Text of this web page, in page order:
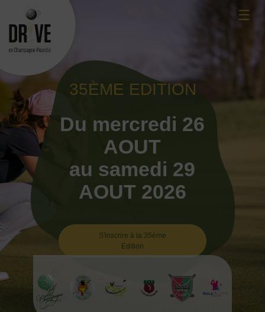
content
☰
35ÈME EDITION
Du mercredi 26
AOUT
au samedi 29
AOUT 2026
S'inscrire à la 35ème
Edition